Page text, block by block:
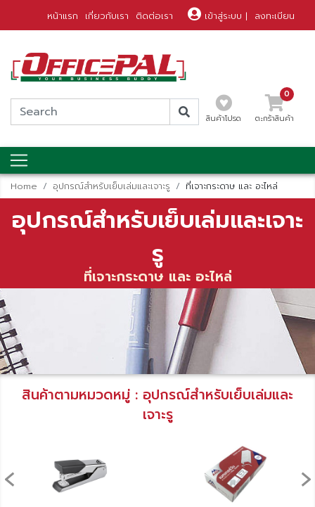
เข้าสู่ระบบ | ลงทะเบียน
หน้าแรก เกี่ยวกับเรา ติดต่อเรา
สินค้าโปรด ตะกร้าสินค้า
0
Home อุปกรณ์สำหรับเย็บเล่มและเจาะรู ที่เจาะกระดาษ และ อะไหล่
อุปกรณ์สำหรับเย็บเล่มและเจาะ
รู
ที่เจาะกระดาษ และ อะไหล่
สินค้าตามหมวดหมู่ : อุปกรณ์สำหรับเย็บเล่มและ
เจาะรู
‹ ›